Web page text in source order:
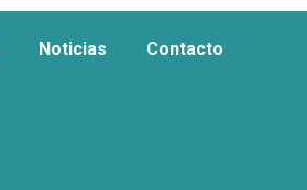
Noticias
Contacto